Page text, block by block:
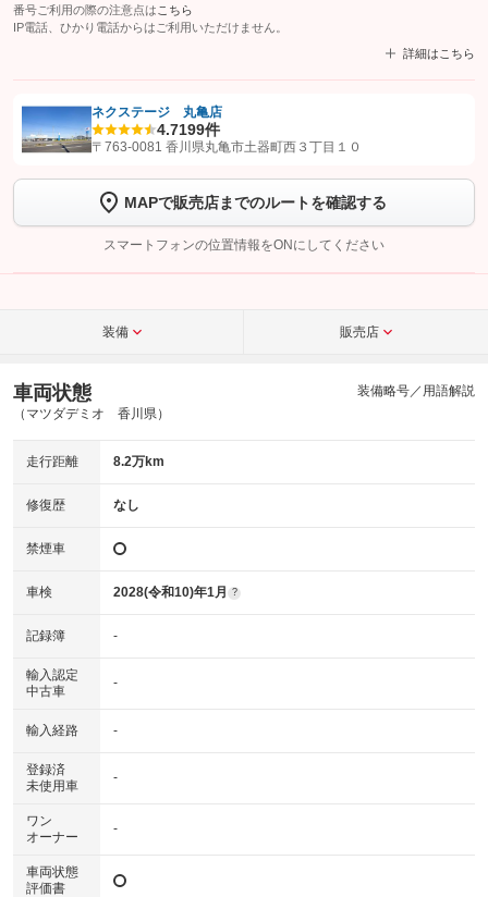
番号ご利用の際の注意点は こちら
IP電話、ひかり電話からはご利用いただけません。
詳細はこちら
【STEP1】認証画面でグーネットを友だち追加してから「許可する」ボタンを押
トーク画面で
ボタンをタップして問い合わせを
完了してください。
こちら
ネクステージ 丸亀店
4.7199件
〒763-0081 香川県丸亀市土器町西３丁目１０
MAPで販売店までのルートを確認する
スマートフォンの位置情報をONにしてください
装備 販売店
車両状態
（マツダデミオ 香川県）
装備略号／用語解説
走行距離 8.2万km
修復歴 なし
禁煙車
車検 2028(令和10)年1月 ?
記録簿 -
輸入認定
中古車
-
輸入経路 -
登録済
未使用車
-
ワン
オーナー
-
車両状態
評価書